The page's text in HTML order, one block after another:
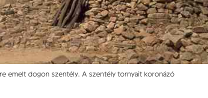
emelt dogon szentély. A szentély tornyait koronázó